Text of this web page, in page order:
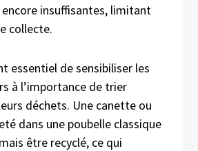
insuffisantes, limitant
collecte.
essentiel de sensibiliser les
à l’importance de trier
déchets. Une canette ou
dans une poubelle classique
être recyclé, ce qui